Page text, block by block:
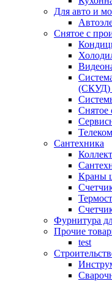
Для авто и
Снятое с
(СКУД)
Снятое
Сантехника
Краны
Фурнитура
Прочие
test